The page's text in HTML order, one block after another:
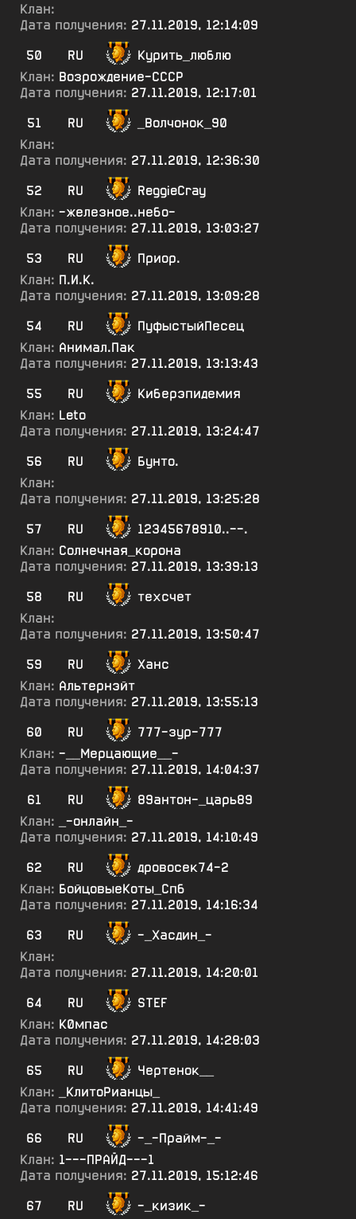
Клан:
Дата получения: 27.11.2019, 12:14:09
50
RU
Курить_люблю
Клан: Возрождение-СССР
Дата получения: 27.11.2019, 12:17:01
51
RU
_Волчонок_90
Клан:
Дата получения: 27.11.2019, 12:36:30
52
RU
ReggieCray
Клан: -железное..небо-
Дата получения: 27.11.2019, 13:03:27
53
RU
Приор.
Клан: П.И.К.
Дата получения: 27.11.2019, 13:09:28
54
RU
ПуфыстыйПесец
Клан: Анимал.Пак
Дата получения: 27.11.2019, 13:13:43
55
RU
Киберэпидемия
Клан: Leto
Дата получения: 27.11.2019, 13:24:47
56
RU
Бунто.
Клан:
Дата получения: 27.11.2019, 13:25:28
57
RU
12345678910..--.
Клан: Солнечная_корона
Дата получения: 27.11.2019, 13:39:13
58
RU
техсчет
Клан:
Дата получения: 27.11.2019, 13:50:47
59
RU
Ханс
Клан: Альтернэйт
Дата получения: 27.11.2019, 13:55:13
60
RU
777-зур-777
Клан: -__Мерцающие__-
Дата получения: 27.11.2019, 14:04:37
61
RU
89антон-_царь89
Клан:
_-онлайн_-
Дата получения: 27.11.2019, 14:10:49
62
RU
дровосек74-2
Клан: БойцовыеКоты_Спб
Дата получения: 27.11.2019, 14:16:34
63
RU
-_Хасдин_-
Клан:
Дата получения: 27.11.2019, 14:20:01
64
RU
STEF
Клан: К0мпас
Дата получения: 27.11.2019, 14:28:03
65
RU
Чертенок__
Клан:
_КлитоРианцы_
Дата получения: 27.11.2019, 14:41:49
66
RU
-_-Прайм-_-
Клан: 1---ПРАЙД---1
Дата получения: 27.11.2019, 15:12:46
67
RU -_кизик_-